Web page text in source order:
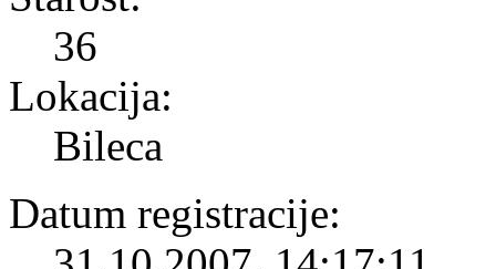
36
Lokacija:
Bileca
Datum registracije: